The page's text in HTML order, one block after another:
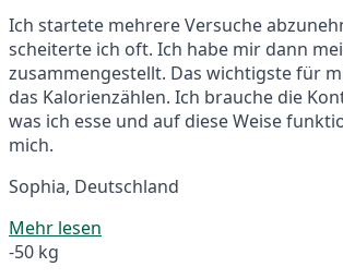
Ich startete mehrere Versuche
scheiterte ich oft. Ich habe mir dann
zusammengestellt. Das wichtigste für
das Kalorienzählen. Ich brauche die
was ich esse und auf diese Weise
mich.
Sophia, Deutschland
Mehr lesen
-50 kg